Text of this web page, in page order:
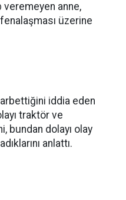
veremeyen anne,
üzerine
iddia eden
traktör ve
bundan dolayı olay
anlattı.